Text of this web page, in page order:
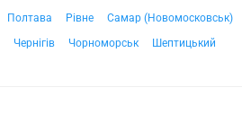
Полтава Рівне Самар (Новомосковськ)
Чернігів Чорноморськ Шептицький